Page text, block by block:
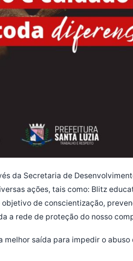
da Secretaria de
ações, tais como: Blitz
de conscientização,
a rede de proteção do nosso
saída para impedir o